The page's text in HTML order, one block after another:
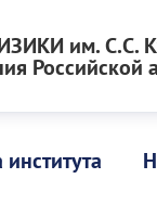
им. С.С.
Российской
института